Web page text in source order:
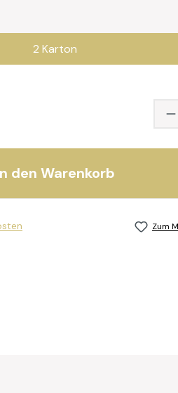
2 Karton
den Warenkorb
Zum